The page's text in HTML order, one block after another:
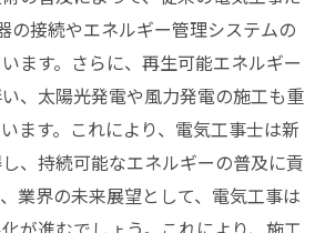
の接続やエネルギー管理システムの
ます。さらに、再生可能エネルギー
、太陽光発電や風力発電の施工も重
ます。これにより、電気工事士は新
、持続可能なエネルギーの普及に貢
業界の未来展望として、電気工事は